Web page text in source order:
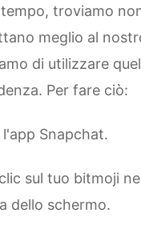
troviamo
meglio al
di utilizzare
Per fare ciò:
l'app Snapchat.
sul tuo bitmoji
dello schermo.